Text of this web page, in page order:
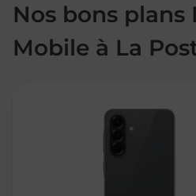
Nos bons plans
Mobile à La